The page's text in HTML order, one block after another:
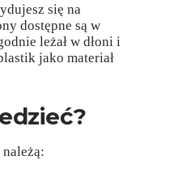
się na
dostępne są w
leżał w dłoni i
jako materiał